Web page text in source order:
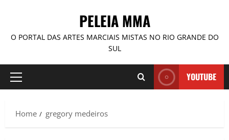
PELEIA MMA
O PORTAL DAS ARTES MARCIAIS MISTAS NO RIO GRANDE DO
SUL
YOUTUBE
Home gregory medeiros